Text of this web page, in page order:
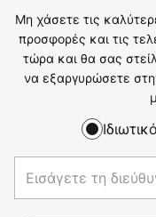
Μη χάσετε τις
προσφορές και τις
τώρα και θα σας
να εξαργυρώσετε